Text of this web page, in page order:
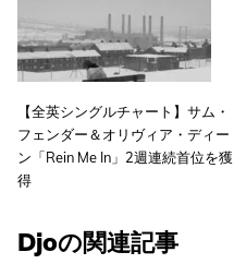
【全英シングルチャート】サム・
フェンダー＆オリヴィア・ディー
ン「Rein Me In」2週連続首位を獲
得
Djoの関連記事